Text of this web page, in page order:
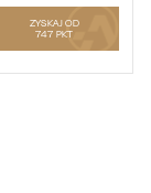
ZYSKAJ OD
747 PKT